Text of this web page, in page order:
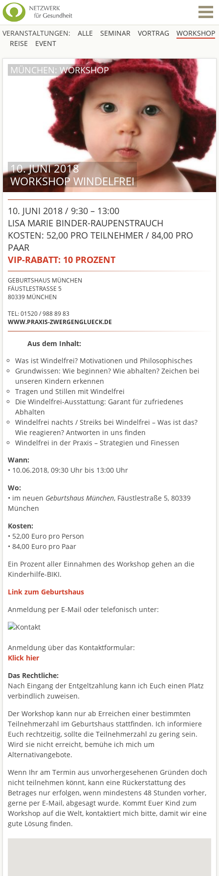
VERANSTALTUNGEN: ALLE SEMINAR VORTRAG
WORKSHOP
REISE
EVENT
10. JUNI 2018
WORKSHOP WINDELFREI
MÜNCHEN: WORKSHOP
10. JUNI 2018 / 9:30 – 13:00
LISA MARIE BINDER-RAUPENSTRAUCH
KOSTEN: 52,00 PRO TEILNEHMER / 84,00 PRO
PAAR
VIP-RABATT: 10 PROZENT
GEBURTSHAUS MÜNCHEN
FÄUSTLESTRASSE 5
80339 MÜNCHEN
TEL: 01520 / 988 89 83
WWW.PRAXIS-ZWERGENGLUECK.DE
Aus dem Inhalt:
Was ist Windelfrei? Motivationen und Philosophisches
Grundwissen: Wie beginnen? Wie abhalten? Zeichen bei
unseren Kindern erkennen
Tragen und Stillen mit Windelfrei
Die Windelfrei-Ausstattung: Garant für zufriedenes
Abhalten
Windelfrei nachts / Streiks bei Windelfrei – Was ist das?
Wie reagieren? Antworten in uns finden
Windelfrei in der Praxis – Strategien und Finessen
Wann:
• 10.06.2018, 09:30 Uhr bis 13:00 Uhr
Wo:
• im neuen Geburtshaus München, Fäustlestraße 5, 80339
München
Kosten:
• 52,00 Euro pro Person
• 84,00 Euro pro Paar
Ein Prozent aller Einnahmen des Workshop gehen an die
Kinderhilfe-BIKI.
Link zum Geburtshaus
Anmeldung per E-Mail oder telefonisch unter:
Anmeldung über das Kontaktformular:
Klick hier
Das Rechtliche:
Nach Eingang der Entgeltzahlung kann ich Euch einen Platz
verbindlich zuweisen.
Der Workshop kann nur ab Erreichen einer bestimmten
Teilnehmerzahl im Geburtshaus stattfinden. Ich informiere
Euch rechtzeitig, sollte die Teilnehmerzahl zu gering sein.
Wird sie nicht erreicht, bemühe ich mich um
Alternativangebote.
Wenn Ihr am Termin aus unvorhergesehenen Gründen doch
nicht teilnehmen könnt, kann eine Rückerstattung des
Betrages nur erfolgen, wenn mindestens 48 Stunden vorher,
gerne per E-Mail, abgesagt wurde. Kommt Euer Kind zum
Workshop auf die Welt, kontaktiert mich bitte, damit wir eine
gute Lösung finden.